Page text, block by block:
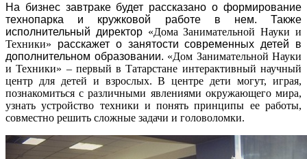
На бизнес завтраке будет рассказано о формирование
технопарка и кружковой работе в нем. Также
исполнительный директор «Дома Занимательной Науки и
Техники» расскажет о занятости современных детей в
дополнительном образовании. «Дом Занимательной Науки
и Техники» – первый в Татарстане интерактивный научный
центр для детей и взрослых. В центре дети могут, играя,
познакомиться с различными явлениями окружающего мира,
узнать устройство техники и понять принципы ее работы,
совместно решить сложные задачи и головоломки.